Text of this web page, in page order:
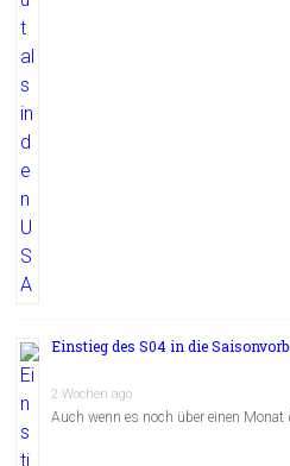
Einstieg des S04 in die
2 Wochen ago
Auch wenn es noch über einen